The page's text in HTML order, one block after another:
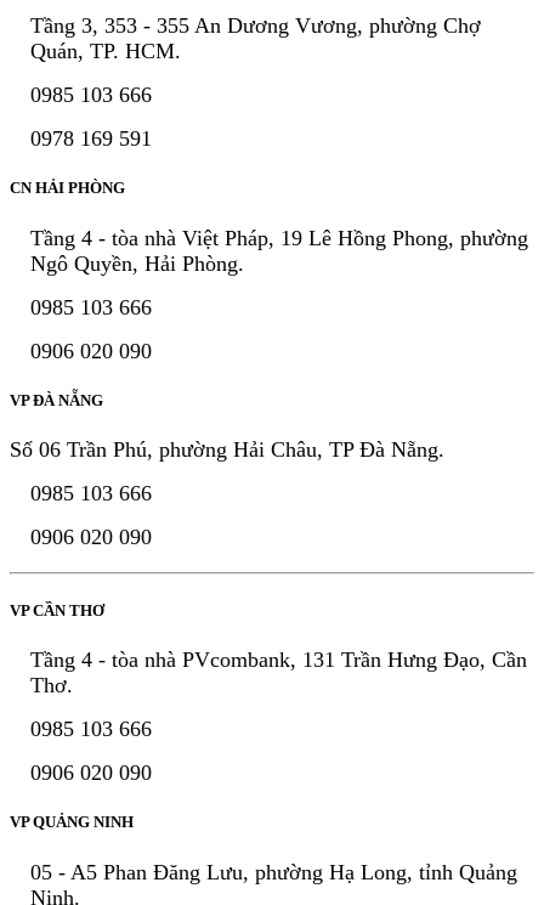
Tầng 3, 353 - 355 An Dương Vương, phường Chợ
Quán, TP. HCM.
0985 103 666
0978 169 591
CN HẢI PHÒNG
Tầng 4 - tòa nhà Việt Pháp, 19 Lê Hồng Phong, phường
Ngô Quyền, Hải Phòng.
0985 103 666
0906 020 090
VP ĐÀ NẴNG
Số 06 Trần Phú, phường Hải Châu, TP Đà Nẵng.
0985 103 666
0906 020 090
VP CẦN THƠ
Tầng 4 - tòa nhà PVcombank, 131 Trần Hưng Đạo, Cần
Thơ.
0985 103 666
0906 020 090
VP QUẢNG NINH
05 - A5 Phan Đăng Lưu, phường Hạ Long, tỉnh Quảng
Ninh.